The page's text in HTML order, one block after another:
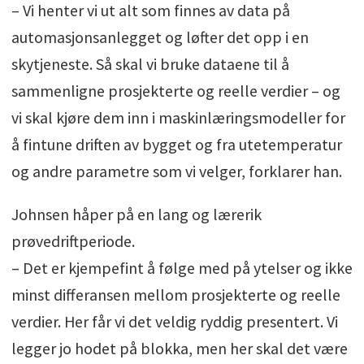
• Kontorbygg med kontorer i sju plan i tillegg
til etasjer for fellesfunksjoner, kantine,
møterom og takterrasse.
• Fundamentert på stålpæler til fjell og
frittbærende plate på grunn. Bæresystem i
betong og noe stål.
spilefasade i brannimpregnert trevirke,
skråstilt for solavskjerming. Glassfasader i
deler av bygget.
• 0,4 luftutvekslinger per time.
– Vi henter vi ut alt som finnes av data på
automasjonsanlegget og løfter det opp i en
skytjeneste. Så skal vi bruke dataene til å
sammenligne prosjekterte og reelle verdier – og
vi skal kjøre dem inn i maskinlæringsmodeller for
å fintune driften av bygget og fra utetemperatur
og andre parametre som vi velger, forklarer han.
Johnsen håper på en lang og lærerik
prøvedriftperiode.
– Det er kjempefint å følge med på ytelser og ikke
minst differansen mellom prosjekterte og reelle
verdier. Her får vi det veldig ryddig presentert. Vi
legger jo hodet på blokka, men her skal det være